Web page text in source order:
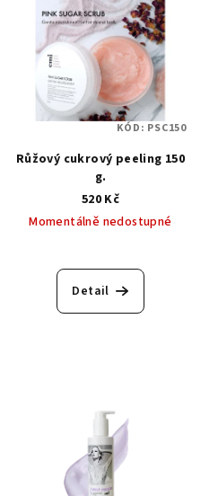
Růžový cukrový peeling 150
g.
520 Kč
Momentálně nedostupné
Detail
KÓD: PSC150